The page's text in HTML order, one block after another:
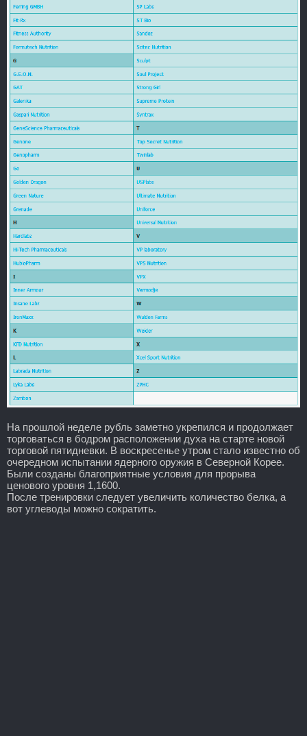
На прошлой неделе рубль заметно укрепился и продолжает
торговаться в бодром расположении духа на старте новой
торговой пятидневки. В воскресенье утром стало известно об
очередном испытании ядерного оружия в Северной Корее.
Были созданы благоприятные условия для прорыва
ценового уровня 1,1600.
После тренировки следует увеличить количество белка, а
вот углеводы можно сократить.